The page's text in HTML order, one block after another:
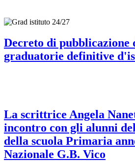
Decreto di pubblicazione
graduatorie definitive
La scrittrice Angela
incontro con gli alunni
della scuola Primaria
Nazionale G.B. Vico